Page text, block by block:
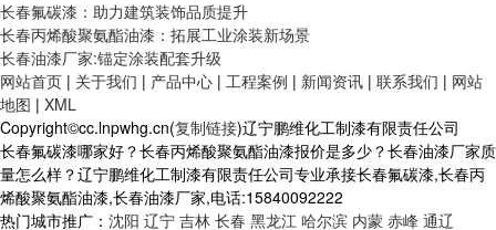
长春氟碳漆：助力建筑装饰品质提升
长春丙烯酸聚氨酯油漆：拓展工业涂装新场景
长春油漆厂家:锚定涂装配套升级
网站首页 | 关于我们 | 产品中心 | 工程案例 | 新闻资讯 | 联系我们 | 网站
地图 | XML
Copyright©cc.lnpwhg.cn(复制链接)辽宁鹏维化工制漆有限责任公司
长春氟碳漆哪家好？长春丙烯酸聚氨酯油漆报价是多少？长春油漆厂家质
量怎么样？辽宁鹏维化工制漆有限责任公司专业承接长春氟碳漆,长春丙
烯酸聚氨酯油漆,长春油漆厂家,电话:15840092222
热门城市推广： 沈阳 辽宁 吉林 长春 黑龙江 哈尔滨 内蒙 赤峰 通辽